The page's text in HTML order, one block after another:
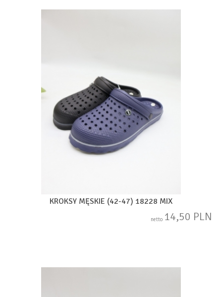
KROKSY MĘSKIE (42-47) 18228 MIX
netto 14,50 PLN